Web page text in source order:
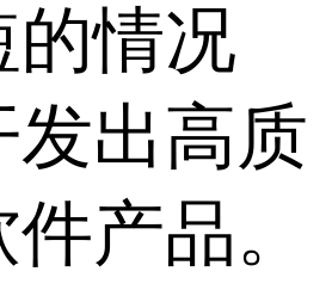
的情况
发出高质
产品。